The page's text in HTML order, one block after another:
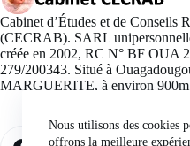
Nous utilisons des cookies
offrons la meilleure
Cabinet d’Études et de
(CECRAB). SARL
créée en 2002, RC N° BF OUA
279/200343. Situé à
MARGUERITE, à environ 900m